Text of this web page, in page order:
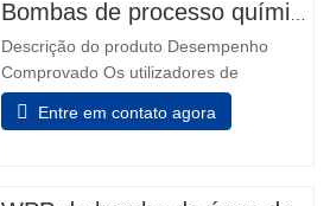
Inpro VBXX-D Design De Sump
otimizado Rolamentos de impulso de…
Descrição do produto Desempenho
Comprovado Os utilizadores de
indústrias química, petroquímica, pasta &
papel, metais primários, alimentos &
Entre em contato agora